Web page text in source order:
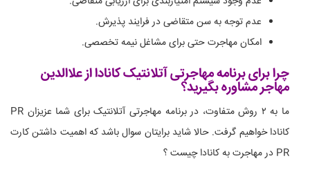
عدم توجه به سن متقاضی در فرایند پذیرش.
امکان مهاجرت حتی برای مشاغل نیمه تخصصی.
چرا برای برنامه مهاجرتی آتلانتیک کانادا از علاالدین
مهاجر مشاوره بگیرید؟
ما به ۲ روش متفاوت، در برنامه مهاجرتی آتلانتیک برای شما عزیزان PR
کانادا خواهیم گرفت. حالا شاید برایتان سوال باشد که اهمیت داشتن کارت
PR در مهاجرت به کانادا چیست ؟